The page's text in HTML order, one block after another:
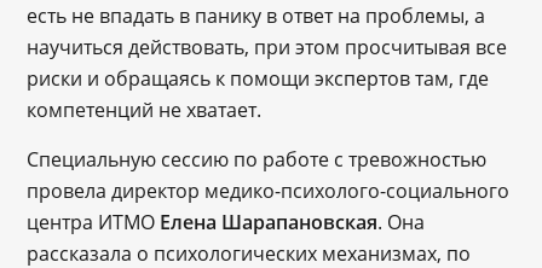
есть не впадать в панику в ответ на проблемы, а
научиться действовать, при этом просчитывая все
риски и обращаясь к помощи экспертов там, где
компетенций не хватает.
Специальную сессию по работе с тревожностью
провела директор медико-психолого-социального
центра ИТМО Елена Шарапановская. Она
рассказала о психологических механизмах, по